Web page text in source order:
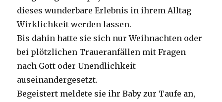
dieses wunderbare Erlebnis in ihrem Alltag
Wirklichkeit werden lassen.
Bis dahin hatte sie sich nur Weihnachten oder
bei plötzlichen Traueranfällen mit Fragen
nach Gott oder Unendlichkeit
auseinandergesetzt.
Begeistert meldete sie ihr Baby zur Taufe an,